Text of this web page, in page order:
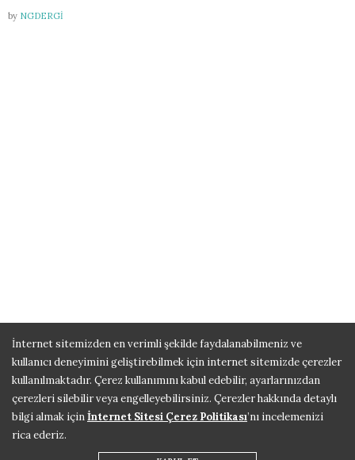
by NGDERGI
İnternet sitemizden en verimli şekilde faydalanabilmeniz ve
kullanıcı deneyimini geliştirebilmek için internet sitemizde çerezler
kullanılmaktadır. Çerez kullanımını kabul edebilir, ayarlarınızdan
çerezleri silebilir veya engelleyebilirsiniz. Çerezler hakkında detaylı
bilgi almak içinİnternet Sitesi Çerez Politikası’nı incelemenizi
rica ederiz.